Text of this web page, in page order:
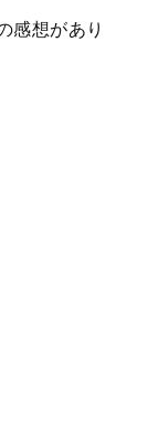
感想があり